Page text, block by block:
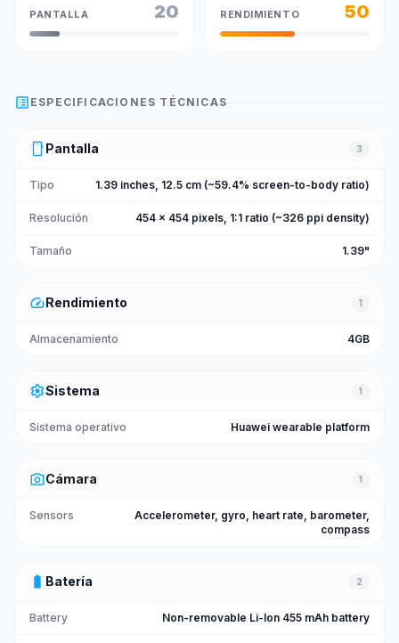
PANTALLA 20 RENDIMIENTO 50
list_alt ESPECIFICACIONES TÉCNICAS
smartphone Pantalla 3
Tipo 1.39 inches, 12.5 cm (~59.4% screen-to-body ratio)
Resolución 454 x 454 pixels, 1:1 ratio (~326 ppi density)
Tamaño 1.39"
speedRendimiento 1
Almacenamiento 4GB
settingsSistema 1
Sistema operativo Huawei wearable platform
photo_cameraCámara 1
Sensors
Accelerometer, gyro, heart rate, barometer,
compass
battery_full Batería 2
Battery Non-removable Li-Ion 455 mAh battery